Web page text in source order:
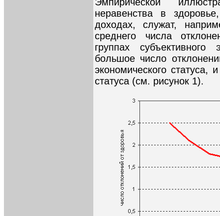
неравенства в
доходах, служат,
среднего числа
группах субъективного
большое число
экономического
статуса (см. рисунок 1).